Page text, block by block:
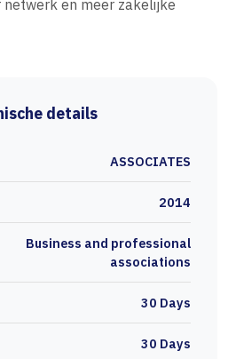
en meer zakelijke
details
ASSOCIATES
2014
Business and professional
associations
30 Days
30 Days